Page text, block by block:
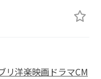
リ洋楽映画ドラマCM